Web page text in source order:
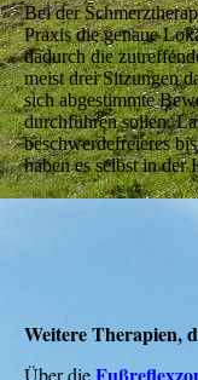
Bei der
Praxis die genaue
dadurch die
meist drei Sitzungen
sich abgestimmte
durchführen sollen.
beschwerdefreieres
haben es selbst in der
Weitere Therapien,
Über die